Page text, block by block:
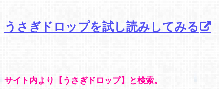
うさぎドロップを試し読みしてみる
サイト内より【うさぎドロップ】と検索。